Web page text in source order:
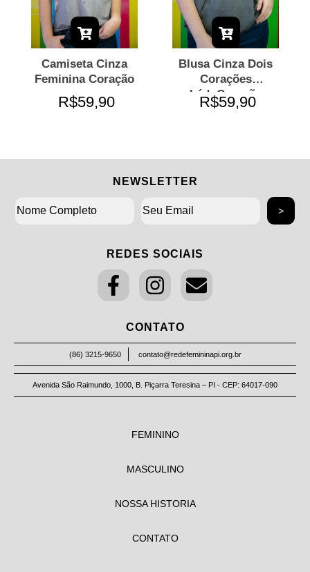
Camiseta Cinza
Feminina Coração
R$59,90
Blusa Cinza Dois
Corações
LádoCoração
R$59,90
NEWSLETTER
REDES SOCIAIS
CONTATO
(86) 3215-9650 contato@redefemininapi.org.br
Avenida São Raimundo, 1000, B. Piçarra Teresina – PI - CEP: 64017-090
FEMININO
MASCULINO
NOSSA HISTORIA
CONTATO